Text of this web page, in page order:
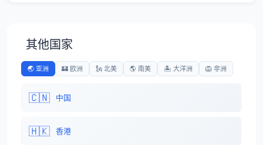
其他国家
🌏 亚洲 🏰 欧洲 🗽 北美 🌎 南美 🏝️ 大洋洲 🦁 非洲
🇨🇳 中国
🇭🇰 香港